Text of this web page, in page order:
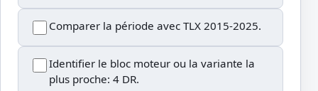
Comparer la période avec TLX 2015-2025.
Identifier le bloc moteur ou la variante la
plus proche: 4 DR.